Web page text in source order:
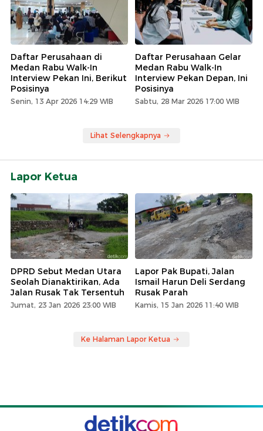
Daftar Perusahaan di
Medan Rabu Walk-In
Interview Pekan Ini, Berikut
Posisinya
Senin, 13 Apr 2026 14:29 WIB
Daftar Perusahaan Gelar
Medan Rabu Walk-In
Interview Pekan Depan, Ini
Posisinya
Sabtu, 28 Mar 2026 17:00 WIB
Lihat Selengkapnya
Lapor Ketua
DPRD Sebut Medan Utara
Seolah Dianaktirikan, Ada
Jalan Rusak Tak Tersentuh
Jumat, 23 Jan 2026 23:00 WIB
Lapor Pak Bupati, Jalan
Ismail Harun Deli Serdang
Rusak Parah
Kamis, 15 Jan 2026 11:40 WIB
Ke Halaman Lapor Ketua